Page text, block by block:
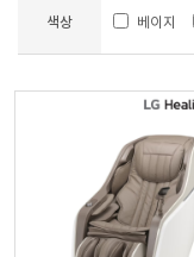
색상 베이지